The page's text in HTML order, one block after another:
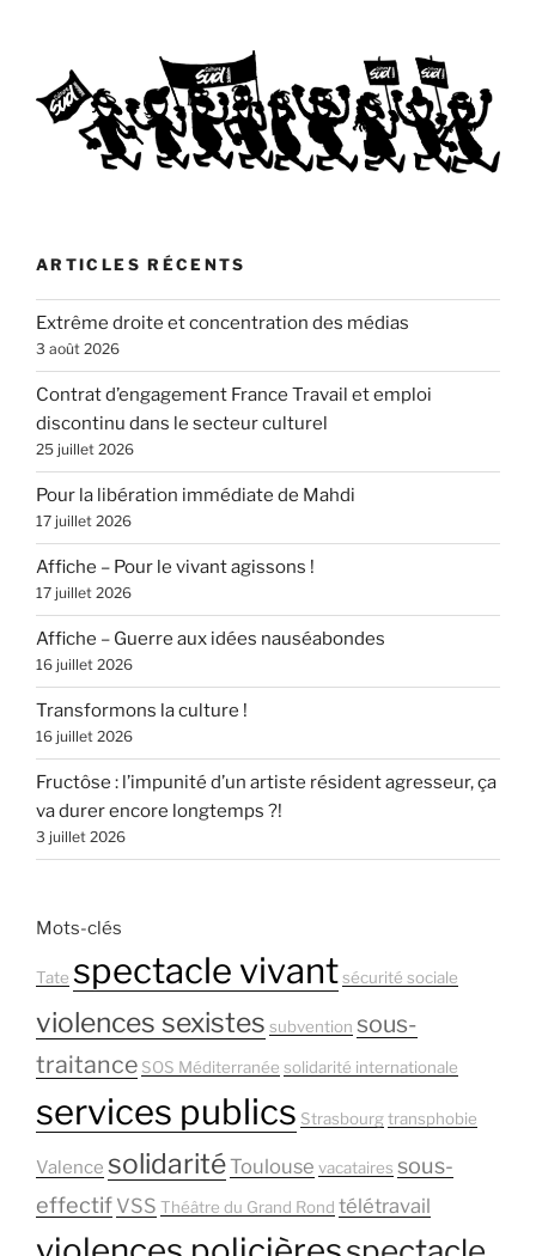
ARTICLES RÉCENTS
Extrême droite et concentration des médias
3 août 2026
Contrat d’engagement France Travail et emploi
discontinu dans le secteur culturel
25 juillet 2026
Pour la libération immédiate de Mahdi
17 juillet 2026
Affiche – Pour le vivant agissons !
17 juillet 2026
Affiche – Guerre aux idées nauséabondes
16 juillet 2026
Transformons la culture !
16 juillet 2026
Fructôse : l’impunité d’un artiste résident agresseur, ça
va durer encore longtemps ?!
3 juillet 2026
Mots-clés
Tate spectacle vivantsécurité sociale
violences sexistes subvention sous-
traitance SOS Méditerranée solidarité internationale
services publics Strasbourgtransphobie
Valence solidaritéToulouse vacataires sous-
effectif VSS Théâtre du Grand Rond télétravail